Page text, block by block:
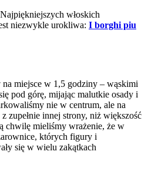
włoskich
niezwykle urokliwa: I borghi piu
miejsce w 1,5 godziny – wąskimi
pod górę, mijając malutkie osady i
nie w centrum, ale na
zupełnie innej strony, niż większość
chwilę mieliśmy wrażenie, że w
których figury i
się w wielu zakątkach